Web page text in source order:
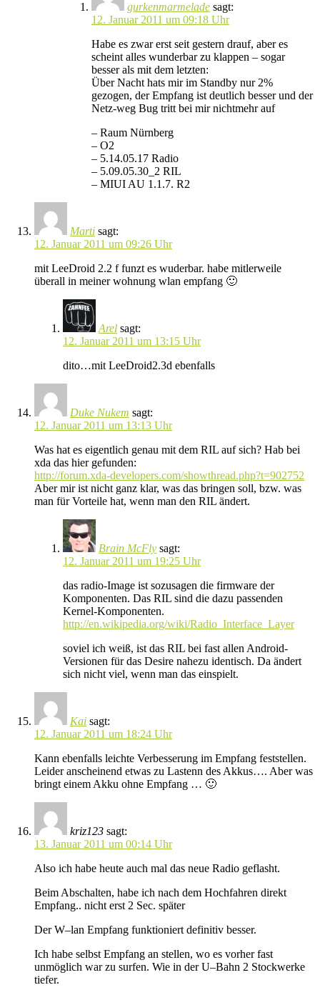
gurkenmarmelade sagt:
12. Januar 2011 um 09:18 Uhr
Habe es zwar erst seit gestern drauf, aber es
scheint alles wunderbar zu klappen – sogar
besser als mit dem letzten:
Über Nacht hats mir im Standby nur 2%
gezogen, der Empfang ist deutlich besser und der
Netz-weg Bug tritt bei mir nichtmehr auf
– Raum Nürnberg
– O2
– 5.14.05.17 Radio
– 5.09.05.30_2 RIL
– MIUI AU 1.1.7. R2
Marti sagt:
12. Januar 2011 um 09:26 Uhr
mit LeeDroid 2.2 f funzt es wuderbar. habe mitlerweile
überall in meiner wohnung wlan empfang 🙂
Arel sagt:
12. Januar 2011 um 13:15 Uhr
dito…mit LeeDroid2.3d ebenfalls
Duke Nukem sagt:
12. Januar 2011 um 13:13 Uhr
Was hat es eigentlich genau mit dem RIL auf sich? Hab bei
xda das hier gefunden:
http://forum.xda-developers.com/showthread.php?t=902752
Aber mir ist nicht ganz klar, was das bringen soll, bzw. was
man für Vorteile hat, wenn man den RIL ändert.
Brain McFly sagt:
12. Januar 2011 um 19:25 Uhr
das radio-Image ist sozusagen die firmware der
Komponenten. Das RIL sind die dazu passenden
Kernel-Komponenten.
http://en.wikipedia.org/wiki/Radio_Interface_Layer
soviel ich weiß, ist das RIL bei fast allen Android-
Versionen für das Desire nahezu identisch. Da ändert
sich nicht viel, wenn man das einspielt.
Kai sagt:
12. Januar 2011 um 18:24 Uhr
Kann ebenfalls leichte Verbesserung im Empfang feststellen.
Leider anscheinend etwas zu Lastenn des Akkus…. Aber was
bringt einem Akku ohne Empfang … 🙂
kriz123 sagt:
13. Januar 2011 um 00:14 Uhr
Also ich habe heute auch mal das neue Radio geflasht.
Beim Abschalten, habe ich nach dem Hochfahren direkt
Empfang.. nicht erst 2 Sec. später
Der W–lan Empfang funktioniert definitiv besser.
Ich habe selbst Empfang an stellen, wo es vorher fast
unmöglich war zu surfen. Wie in der U–Bahn 2 Stockwerke
tiefer.